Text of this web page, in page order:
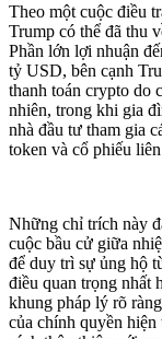
Theo một cuộc điều
Trump có thể đã thu
Phần lớn lợi nhuận
tỷ USD, bên cạnh
thanh toán crypto do
nhiên, trong khi gia
nhà đầu tư tham gia
token và cổ phiếu
Những chỉ trích này
cuộc bầu cử giữa
để duy trì sự ủng hộ
điều quan trọng nhất
khung pháp lý rõ
của chính quyền